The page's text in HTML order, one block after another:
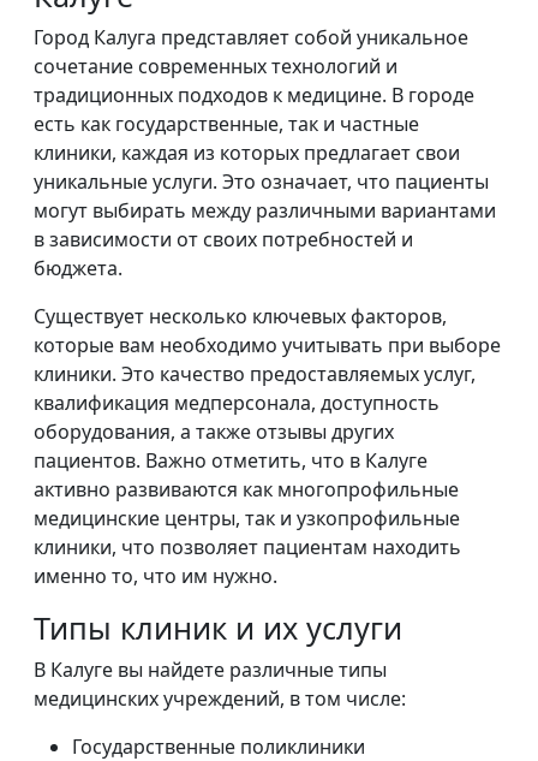
Город Калуга представляет собой уникальное
сочетание современных технологий и
традиционных подходов к медицине. В городе
есть как государственные, так и частные
клиники, каждая из которых предлагает свои
уникальные услуги. Это означает, что пациенты
могут выбирать между различными вариантами
в зависимости от своих потребностей и
бюджета.
Существует несколько ключевых факторов,
которые вам необходимо учитывать при выборе
клиники. Это качество предоставляемых услуг,
квалификация медперсонала, доступность
оборудования, а также отзывы других
пациентов. Важно отметить, что в Калуге
активно развиваются как многопрофильные
медицинские центры, так и узкопрофильные
клиники, что позволяет пациентам находить
именно то, что им нужно.
Типы клиник и их услуги
В Калуге вы найдете различные типы
медицинских учреждений, в том числе:
Государственные поликлиники